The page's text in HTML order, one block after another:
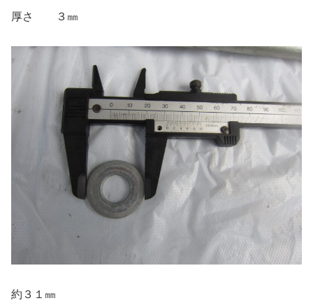
厚さ ３㎜
約３１㎜